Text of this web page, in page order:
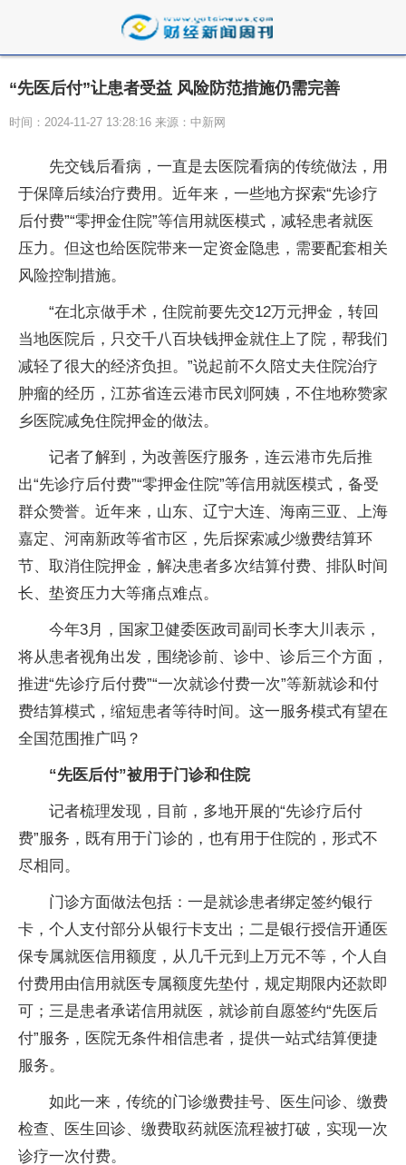
“先医后付”让患者受益 风险防范措施仍需完善
时间：2024-11-27 13:28:16 来源：中新网
先交钱后看病，一直是去医院看病的传统做法，用
于保障后续治疗费用。近年来，一些地方探索“先诊疗
后付费”“零押金住院”等信用就医模式，减轻患者就医
压力。但这也给医院带来一定资金隐患，需要配套相关
风险控制措施。
“在北京做手术，住院前要先交12万元押金，转回
当地医院后，只交千八百块钱押金就住上了院，帮我们
减轻了很大的经济负担。”说起前不久陪丈夫住院治疗
肿瘤的经历，江苏省连云港市民刘阿姨，不住地称赞家
乡医院减免住院押金的做法。
记者了解到，为改善医疗服务，连云港市先后推
出“先诊疗后付费”“零押金住院”等信用就医模式，备受
群众赞誉。近年来，山东、辽宁大连、海南三亚、上海
嘉定、河南新政等省市区，先后探索减少缴费结算环
节、取消住院押金，解决患者多次结算付费、排队时间
长、垫资压力大等痛点难点。
今年3月，国家卫健委医政司副司长李大川表示，
将从患者视角出发，围绕诊前、诊中、诊后三个方面，
推进“先诊疗后付费”“一次就诊付费一次”等新就诊和付
费结算模式，缩短患者等待时间。这一服务模式有望在
全国范围推广吗？
“先医后付”被用于门诊和住院
记者梳理发现，目前，多地开展的“先诊疗后付
费”服务，既有用于门诊的，也有用于住院的，形式不
尽相同。
门诊方面做法包括：一是就诊患者绑定签约银行
卡，个人支付部分从银行卡支出；二是银行授信开通医
保专属就医信用额度，从几千元到上万元不等，个人自
付费用由信用就医专属额度先垫付，规定期限内还款即
可；三是患者承诺信用就医，就诊前自愿签约“先医后
付”服务，医院无条件相信患者，提供一站式结算便捷
服务。
如此一来，传统的门诊缴费挂号、医生问诊、缴费
检查、医生回诊、缴费取药就医流程被打破，实现一次
诊疗一次付费。